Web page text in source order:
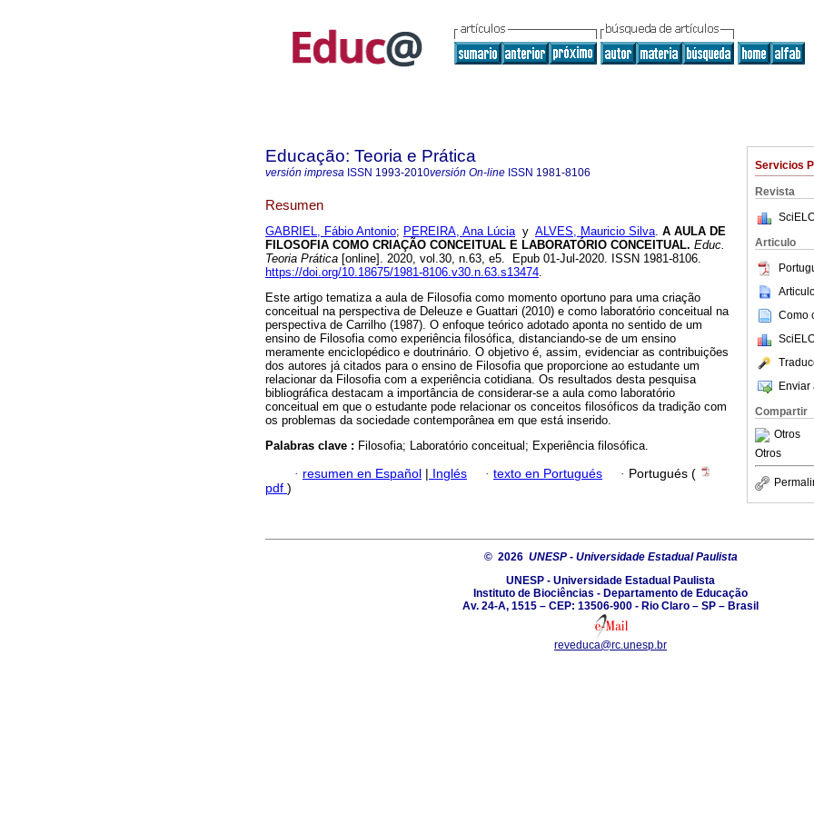
Servicios
Revista
Articulo
Como
Enviar
Compartir
Otros
Otros
Educação: Teoria e Prática
versión impresa ISSN 1993-2010versión On-line ISSN 1981-8106
Resumen
GABRIEL, Fábio Antonio; PEREIRA, Ana Lúciay ALVES, Mauricio Silva. A AULA DE
FILOSOFIA COMO CRIAÇÃO CONCEITUAL E LABORATÓRIO CONCEITUAL. Educ.
Teoria Prática [online]. 2020, vol.30, n.63, e5. Epub 01-Jul-2020. ISSN 1981-8106.
https://doi.org/10.18675/1981-8106.v30.n.63.s13474.
Este artigo tematiza a aula de Filosofia como momento oportuno para uma criação
conceitual na perspectiva de Deleuze e Guattari (2010) e como laboratório conceitual na
perspectiva de Carrilho (1987). O enfoque teórico adotado aponta no sentido de um
ensino de Filosofia como experiência filosófica, distanciando-se de um ensino
meramente enciclopédico e doutrinário. O objetivo é, assim, evidenciar as contribuições
dos autores já citados para o ensino de Filosofia que proporcione ao estudante um
relacionar da Filosofia com a experiência cotidiana. Os resultados desta pesquisa
bibliográfica destacam a importância de considerar-se a aula como laboratório
conceitual em que o estudante pode relacionar os conceitos filosóficos da tradição com
os problemas da sociedade contemporânea em que está inserido.
Palabras clave : Filosofia; Laboratório conceitual; Experiência filosófica.
· resumen en Español | Inglés · texto en Portugués · Portugués (
pdf )
© 2026 UNESP - Universidade Estadual Paulista
UNESP - Universidade Estadual Paulista
Instituto de Biociências - Departamento de Educação
Av. 24-A, 1515 – CEP: 13506-900 - Rio Claro – SP – Brasil
reveduca@rc.unesp.br